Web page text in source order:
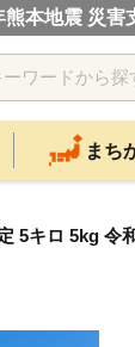
熊本地震 災害
まち
5キロ 5kg